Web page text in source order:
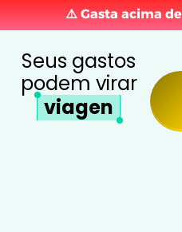
⚠️ Gasta acima
Seus gastos
podem virar
viagens